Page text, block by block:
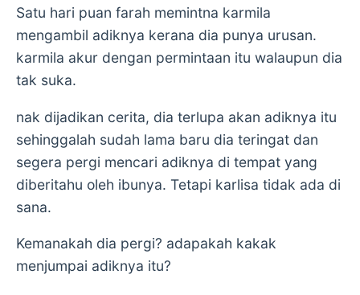
Satu hari puan farah memintna karmila
mengambil adiknya kerana dia punya urusan.
karmila akur dengan permintaan itu walaupun dia
tak suka.
nak dijadikan cerita, dia terlupa akan adiknya itu
sehinggalah sudah lama baru dia teringat dan
segera pergi mencari adiknya di tempat yang
diberitahu oleh ibunya. Tetapi karlisa tidak ada di
sana.
Kemanakah dia pergi? adapakah kakak
menjumpai adiknya itu?